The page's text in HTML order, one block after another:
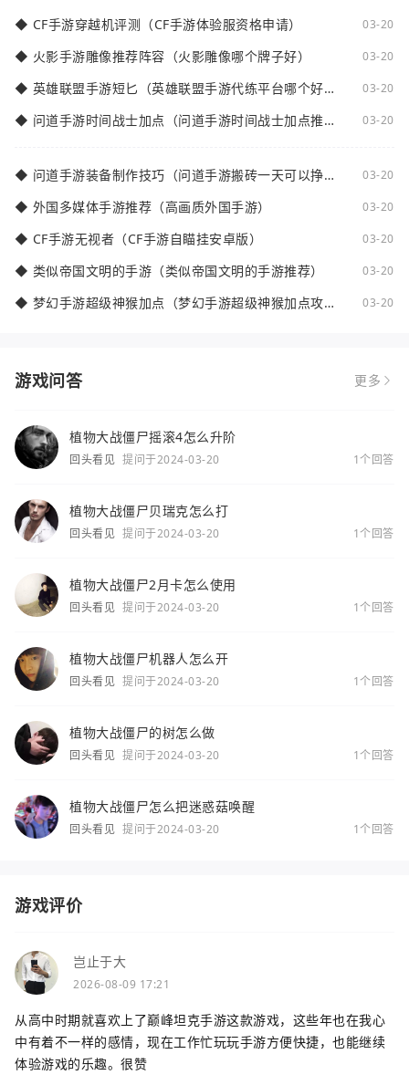
◆ CF手游穿越机评测（CF手游体验服资格申请） 03-20
◆ 火影手游雕像推荐阵容（火影雕像哪个牌子好） 03-20
◆ 英雄联盟手游短匕（英雄联盟手游代练平台哪个好
03-20
◆ 问道手游时间战士加点（问道手游时间战士加点推
03-20
◆ 问道手游装备制作技巧（问道手游搬砖一天可以挣多
03-20
◆ 外国多媒体手游推荐（高画质外国手游） 03-20
◆ CF手游无视者（CF手游自瞄挂安卓版） 03-20
◆ 类似帝国文明的手游（类似帝国文明的手游推荐） 03-20
◆ 梦幻手游超级神猴加点（梦幻手游超级神猴加点攻
03-20
游戏问答 更多
植物大战僵尸摇滚4怎么升阶
回头看见 提问于2024-03-20 1个回答
植物大战僵尸贝瑞克怎么打
回头看见 提问于2024-03-20 1个回答
植物大战僵尸2月卡怎么使用
回头看见 提问于2024-03-20 1个回答
植物大战僵尸机器人怎么开
回头看见 提问于2024-03-20 1个回答
植物大战僵尸的树怎么做
回头看见 提问于2024-03-20 1个回答
植物大战僵尸怎么把迷惑菇唤醒
回头看见 提问于2024-03-20 1个回答
游戏评价
岂止于大
2026-08-09 17:21
从高中时期就喜欢上了巅峰坦克手游这款游戏，这些年也在我心
中有着不一样的感情，现在工作忙玩玩手游方便快捷，也能继续
体验游戏的乐趣。很赞